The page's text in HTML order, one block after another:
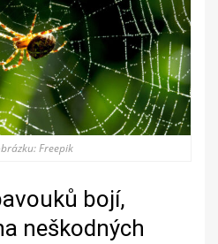
Freepik
bojí,
neškodných